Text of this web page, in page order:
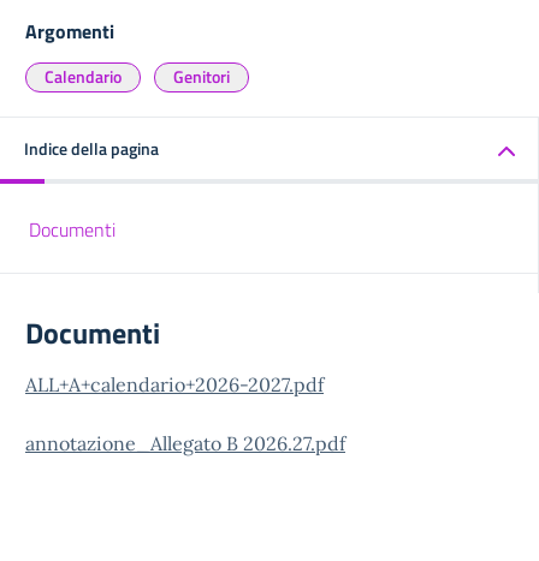
Argomenti
Calendario Genitori
Indice della pagina
Documenti
Documenti
ALL+A+calendario+2026-2027.pdf
annotazione_Allegato B 2026.27.pdf